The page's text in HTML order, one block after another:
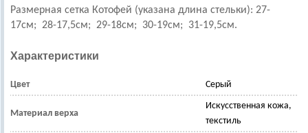
Размерная сетка Котофей (указана длина стельки): 27-
17см; 28-17,5см; 29-18см; 30-19см; 31-19,5см.
Характеристики
Цвет Серый
Материал верха
Искусственная кожа,
текстиль